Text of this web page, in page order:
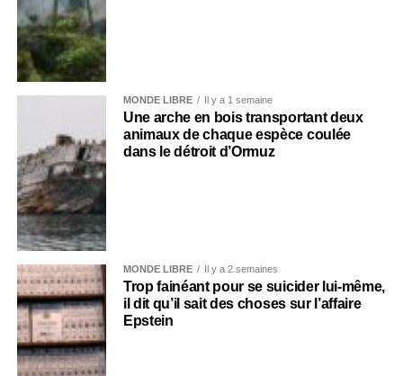
MONDE LIBRE Il y a 1 semaine
Une arche en bois transportant deux
animaux de chaque espèce coulée
dans le détroit d’Ormuz
MONDE LIBRE Il y a 2 semaines
Trop fainéant pour se suicider lui-même,
il dit qu’il sait des choses sur l’affaire
Epstein